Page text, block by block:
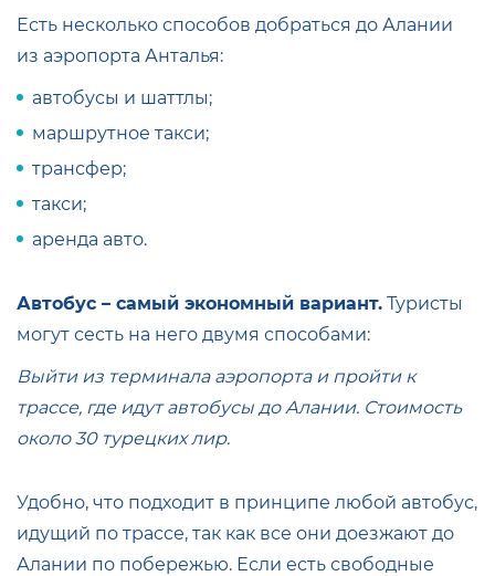
Есть несколько способов добраться до Алании
из аэропорта Анталья:
автобусы и шаттлы;
маршрутное такси;
трансфер;
такси;
аренда авто.
Автобус – самый экономный вариант. Туристы
могут сесть на него двумя способами:
Выйти из терминала аэропорта и пройти к
трассе, где идут автобусы до Алании. Стоимость
около 30 турецких лир.
Удобно, что подходит в принципе любой автобус,
идущий по трассе, так как все они доезжают до
Алании по побережью. Если есть свободные